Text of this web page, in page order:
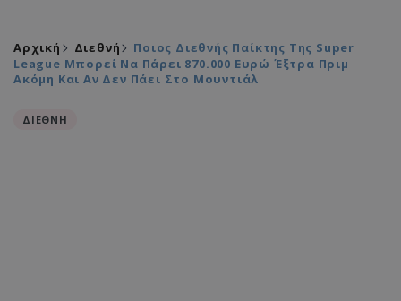
Αρχική Διεθνή
Ποιος Διεθνής Παίκτης Της Super
League Μπορεί Να Πάρει 870.000 Ευρώ Έξτρα Πριμ
Ακόμη Και Αν Δεν Πάει Στο Μουντιάλ
ΔΙΕΘΝΗ